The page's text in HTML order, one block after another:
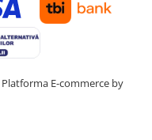
Platforma E-commerce by